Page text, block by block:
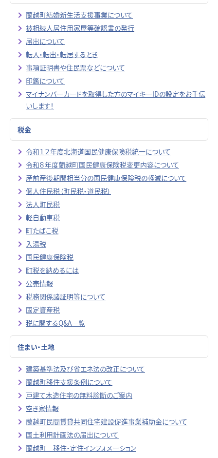
蘭越町結婚新生活支援事業について
被相続人居住用家屋等確認書の発行
届出について
転入・転出・転居するとき
事項証明書や住民票などについて
印鑑について
マイナンバーカードを取得した方のマイキーIDの設定をお手伝
いします！
税金
令和１２年度北海道国民健康保険税統一について
令和８年度蘭越町国民健康保険税変更内容について
産前産後期間相当分の国民健康保険税の軽減について
個人住民税（町民税・道民税）
法人町民税
軽自動車税
町たばこ税
入湯税
国民健康保険税
町税を納めるには
公売情報
税務関係諸証明等について
固定資産税
税に関するQ&A一覧
住まい・土地
建築基準法及び省エネ法の改正について
蘭越町移住支援条例について
戸建て木造住宅の無料診断のご案内
空き家情報
蘭越町民間賃貸共同住宅建設促進事業補助金について
国土利用計画法の届出について
蘭越町 移住・定住インフォメーション